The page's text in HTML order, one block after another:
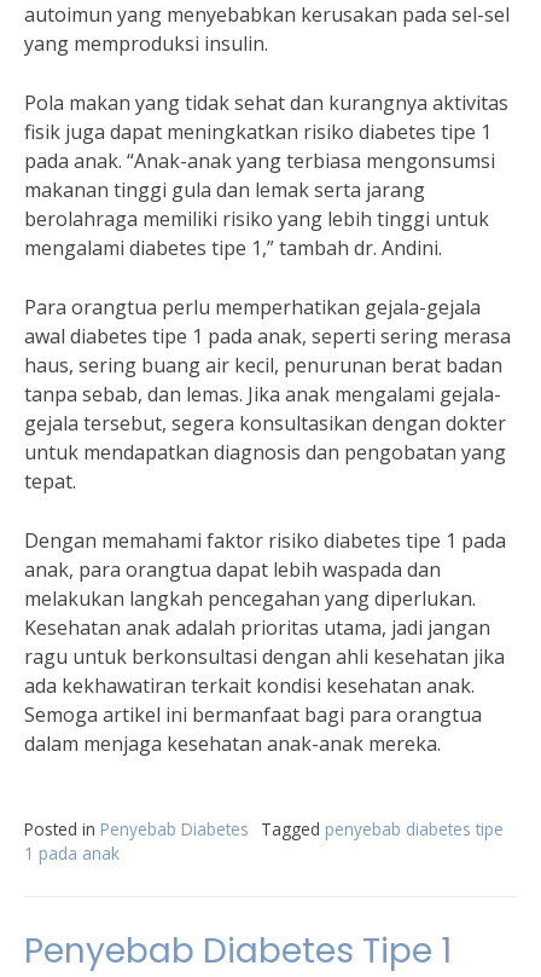
autoimun yang menyebabkan kerusakan pada sel-sel
yang memproduksi insulin.
Pola makan yang tidak sehat dan kurangnya aktivitas
fisik juga dapat meningkatkan risiko diabetes tipe 1
pada anak. “Anak-anak yang terbiasa mengonsumsi
makanan tinggi gula dan lemak serta jarang
berolahraga memiliki risiko yang lebih tinggi untuk
mengalami diabetes tipe 1,” tambah dr. Andini.
Para orangtua perlu memperhatikan gejala-gejala
awal diabetes tipe 1 pada anak, seperti sering merasa
haus, sering buang air kecil, penurunan berat badan
tanpa sebab, dan lemas. Jika anak mengalami gejala-
gejala tersebut, segera konsultasikan dengan dokter
untuk mendapatkan diagnosis dan pengobatan yang
tepat.
Dengan memahami faktor risiko diabetes tipe 1 pada
anak, para orangtua dapat lebih waspada dan
melakukan langkah pencegahan yang diperlukan.
Kesehatan anak adalah prioritas utama, jadi jangan
ragu untuk berkonsultasi dengan ahli kesehatan jika
ada kekhawatiran terkait kondisi kesehatan anak.
Semoga artikel ini bermanfaat bagi para orangtua
dalam menjaga kesehatan anak-anak mereka.
Posted in Penyebab Diabetes Tagged penyebab diabetes tipe
1 pada anak
Penyebab Diabetes Tipe 1